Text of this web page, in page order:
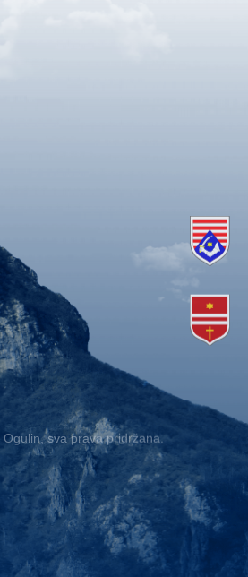
sva prava pridržana.